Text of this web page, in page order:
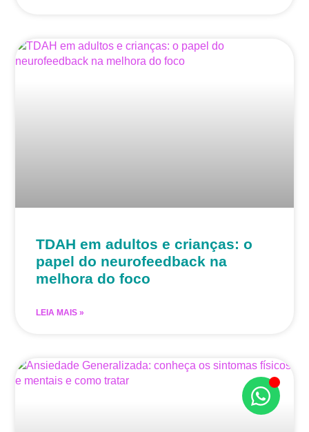
TDAH em adultos e crianças: o
papel do neurofeedback na
melhora do foco
LEIA MAIS »